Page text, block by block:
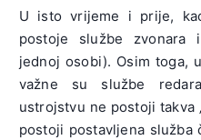
U isto vrijeme i prije,
postoje službe zvonara
jednoj osobi). Osim toga,
važne su službe
ustrojstvu ne postoji takva
postoji postavljena služba